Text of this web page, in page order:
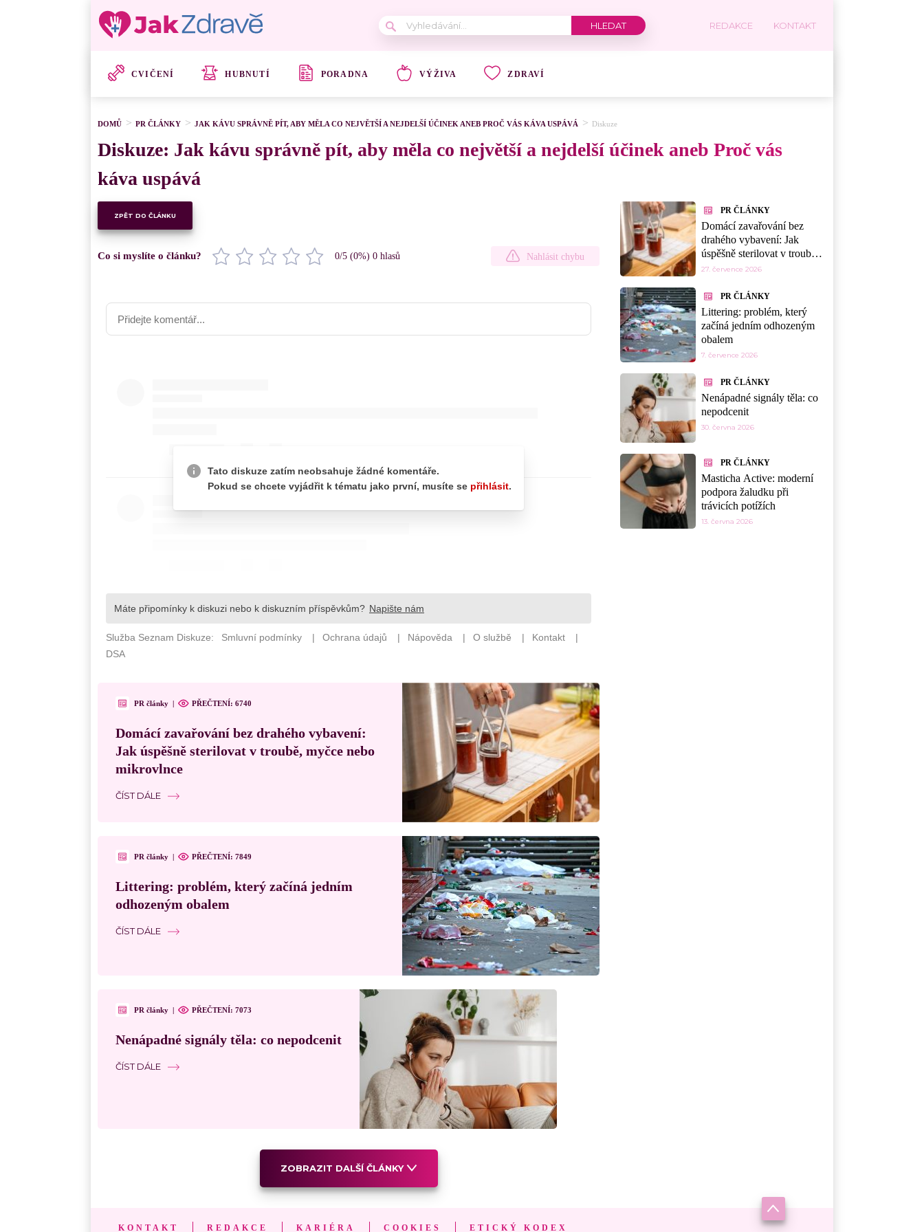
REDAKCE KONTAKT
CVIČENÍ HUBNUTÍ PORADNA VÝŽIVA ZDRAVÍ
DOMŮ PR ČLÁNKY JAK KÁVU SPRÁVNĚ PÍT, ABY MĚLA CO NEJVĚTŠÍ A NEJDELŠÍ ÚČINEK ANEB PROČ VÁS KÁVA USPÁVÁ Diskuze
Diskuze: Jak kávu správně pít, aby měla co největší a nejdelší účinek aneb Proč vás
káva uspává
ZPĚT DO ČLÁNKU
Co si myslíte o článku? 0/5 (0%) 0 hlasů Nahlásit chybu
PR články | PŘEČTENÍ: 6740
Domácí zavařování bez drahého vybavení:
Jak úspěšně sterilovat v troubě, myčce nebo
mikrovlnce
ČÍST DÁLE
PR články | PŘEČTENÍ: 7849
Littering: problém, který začíná jedním
odhozeným obalem
ČÍST DÁLE
PR články | PŘEČTENÍ: 7073
Nenápadné signály těla: co nepodcenit
ČÍST DÁLE
ZOBRAZIT DALŠÍ ČLÁNKY
PR ČLÁNKY
Domácí zavařování bez
drahého vybavení: Jak
úspěšně sterilovat v troubě,
myčce nebo mikrovlnce
27. července 2026
PR ČLÁNKY
Littering: problém, který
začíná jedním odhozeným
obalem
7. července 2026
PR ČLÁNKY
Nenápadné signály těla: co
nepodcenit
30. června 2026
PR ČLÁNKY
Masticha Active: moderní
podpora žaludku při
trávicích potížích
13. června 2026
KONTAKT REDAKCE KARIÉRA COOKIES ETICKÝ KODEX